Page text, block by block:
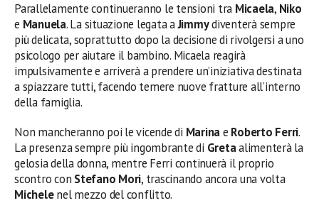
Parallelamente continueranno le tensioni tra Micaela, Niko
e Manuela. La situazione legata aJimmydiventerà sempre
più delicata, soprattutto dopo la decisione di rivolgersi a uno
psicologo per aiutare il bambino. Micaela reagirà
impulsivamente e arriverà a prendere un’iniziativa destinata
a spiazzare tutti, facendo temere nuove fratture all’interno
della famiglia.
Non mancheranno poi le vicende di Marinae Roberto Ferri.
La presenza sempre più ingombrante di Gretaalimenterà la
gelosia della donna, mentre Ferri continuerà il proprio
scontro con Stefano Mori, trascinando ancora una volta
Michelenel mezzo del conflitto.